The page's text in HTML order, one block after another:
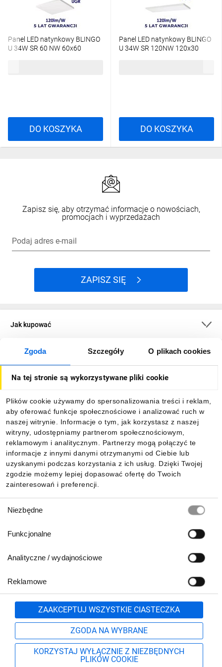
Zgoda Szczegóły O plikach cookies
Na tej stronie są wykorzystywane pliki cookie
Plików cookie używamy do spersonalizowania treści i reklam,
aby oferować funkcje społecznościowe i analizować ruch w
naszej witrynie. Informacje o tym, jak korzystasz z naszej
witryny, udostępniamy partnerom społecznościowym,
reklamowym i analitycznym. Partnerzy mogą połączyć te
informacje z innymi danymi otrzymanymi od Ciebie lub
uzyskanymi podczas korzystania z ich usług. Dzięki Twojej
zgodzie możemy lepiej dopasować ofertę do Twoich
zainteresowań i preferencji.
zgody
Niezbędne
Funkcjonalne
Analityczne / wydajnościowe
Reklamowe
ZAAKCEPTUJ WSZYSTKIE CIASTECZKA
ZGODA NA WYBRANE
KORZYSTAJ WYŁĄCZNIE Z NIEZBĘDNYCH
PLIKÓW COOKIE
Panel LED natynkowy BLINGO
U 34W SR 60 NW 60x60
DO KOSZYKA
Panel LED natynkowy BLINGO
U 34W SR 120NW 120x30
DO KOSZYKA
Zapisz się, aby otrzymać informacje o nowościach,
promocjach i wyprzedażach
Podaj adres e-mail
ZAPISZ SIĘ
Jak kupować
O firmie
Informacje
Pobierz naszą aplikację mobilną:
801 500 700 lub
71 37 61 600
Formularz kontaktowy